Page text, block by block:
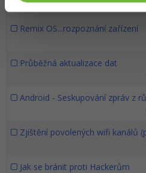
Remix OS...rozpoznání zařízení
Průběžná aktualizace dat
Android - Seskupování zpráv z
Zjištění povolených wifi kanálů
Jak se bránit proti Hackerům